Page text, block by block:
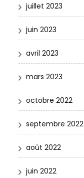
juillet 2023
juin 2023
avril 2023
mars 2023
octobre 2022
septembre 2022
août 2022
juin 2022